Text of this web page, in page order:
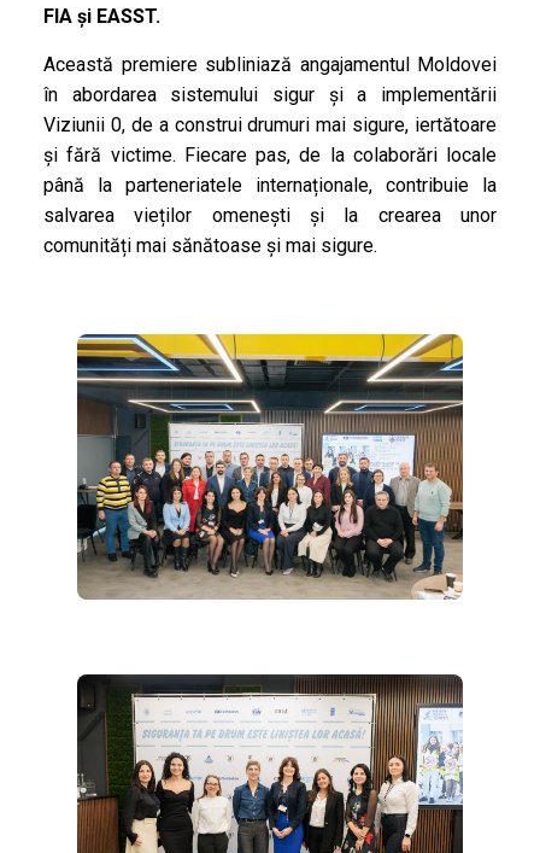
FIA și EASST.
Această premiere subliniază angajamentul Moldovei
în abordarea sistemului sigur și a implementării
Viziunii 0, de a construi drumuri mai sigure, iertătoare
și fără victime. Fiecare pas, de la colaborări locale
până la parteneriatele internaționale, contribuie la
salvarea vieților omenești și la crearea unor
comunități mai sănătoase și mai sigure.